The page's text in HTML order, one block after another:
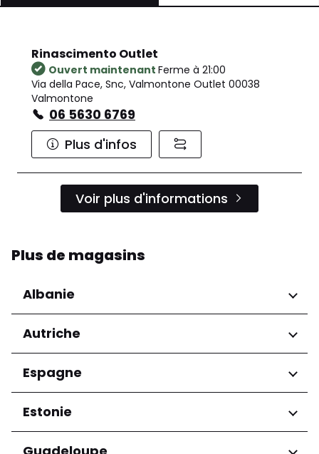
Rinascimento Outlet
Ouvert maintenant Ferme à 21:00
Via della Pace, Snc, Valmontone Outlet 00038
Valmontone
06 5630 6769
Plus d'infos
Voir plus d'informations
Plus de magasins
Albanie
Régions
Préfecture de Tirana
Autriche
Régions
Niederösterreich
Salzburg
Wien
Espagne
Régions
Andalucía
Estonie
Régions